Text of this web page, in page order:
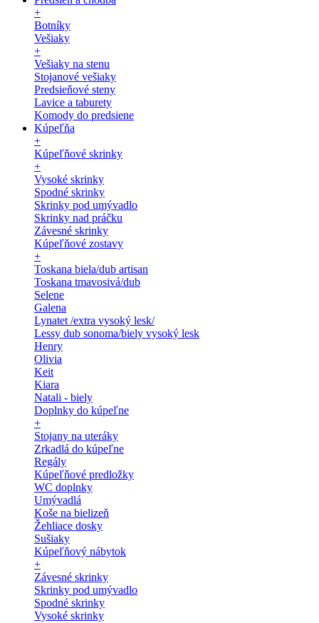
+
Botníky
Vešiaky
+
Vešiaky na stenu
Stojanové vešiaky
Predsieňové steny
Lavice a taburety
Komody do predsiene
Kúpeľňa
+
Kúpeľňové skrinky
+
Vysoké skrinky
Spodné skrinky
Skrinky pod umývadlo
Skrinky nad práčku
Závesné skrinky
Kúpeľňové zostavy
+
Toskana biela/dub artisan
Toskana tmavosivá/dub
Selene
Galena
Lynatet /extra vysoký lesk/
Lessy dub sonoma/biely vysoký lesk
Henry
Olivia
Keit
Kiara
Natali - biely
Doplnky do kúpeľne
+
Stojany na uteráky
Zrkadlá do kúpeľne
Regály
Kúpeľňové predložky
WC doplnky
Umývadlá
Koše na bielizeň
Žehliace dosky
Sušiaky
Kúpeľňový nábytok
+
Závesné skrinky
Skrinky pod umývadlo
Spodné skrinky
Vysoké skrinky